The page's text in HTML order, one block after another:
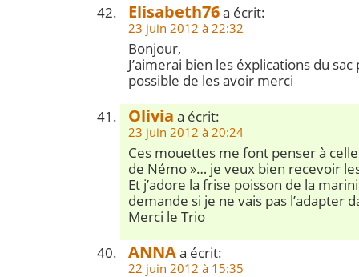
Elisabeth76a écrit:
23 juin 2012 à 22:32
Bonjour,
J’aimerai bien les éxplications du
possible de les avoir merci
Olivia a écrit:
23 juin 2012 à 20:24
Ces mouettes me font penser à
de Némo »… je veux bien recevoir
Et j’adore la frise poisson de la
demande si je ne vais pas l’adapter
Merci le Trio
ANNAa écrit:
22 juin 2012 à 15:35